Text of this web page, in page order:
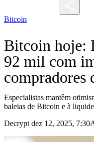
Bitcoin
Bitcoin hoje:
92 mil com
compradores
Especialistas mantêm
baleias de Bitcoin e à
Decrypt dez 12, 2025,